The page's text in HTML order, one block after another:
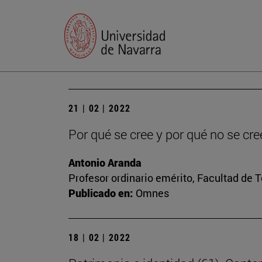
21 | 02 | 2022
Por qué se cree y por qué no se
Antonio Aranda
Profesor ordinario emérito, Facultad de
Publicado en: Omnes
18 | 02 | 2022